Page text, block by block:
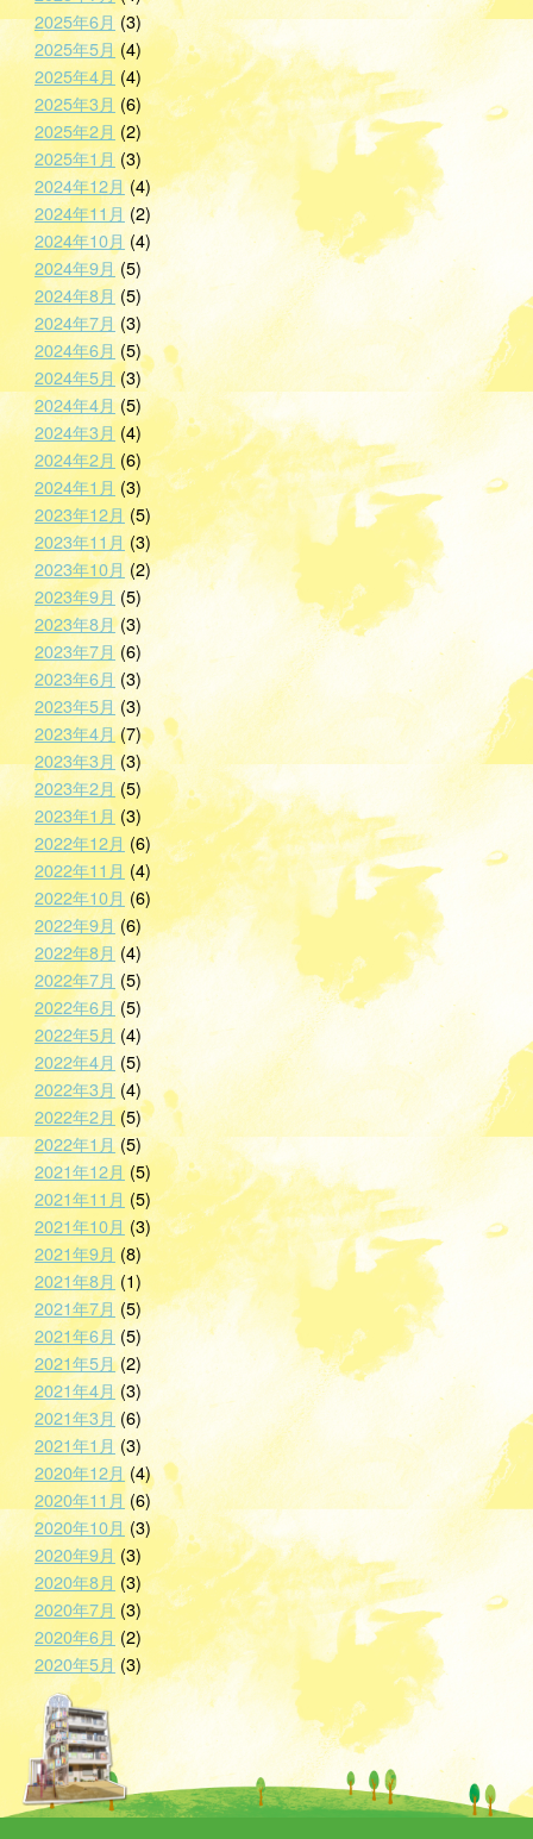
2025年6月(3)
2025年5月(4)
2025年4月 (4)
2025年3月 (6)
2025年2月 (2)
2025年1月 (3)
2024年12月(4)
2024年11月(2)
2024年10月 (4)
2024年9月(5)
2024年8月 (5)
2024年7月(3)
2024年6月 (5)
2024年5月(3)
2024年4月(5)
2024年3月 (4)
2024年2月 (6)
2024年1月 (3)
2023年12月 (5)
2023年11月 (3)
2023年10月 (2)
2023年9月 (5)
2023年8月(3)
2023年7月 (6)
2023年6月 (3)
2023年5月(3)
2023年4月(7)
2023年3月(3)
2023年2月(5)
2023年1月 (3)
2022年12月 (6)
2022年11月 (4)
2022年10月 (6)
2022年9月(6)
2022年8月 (4)
2022年7月 (5)
2022年6月(5)
2022年5月(4)
2022年4月 (5)
2022年3月 (4)
2022年2月(5)
2022年1月(5)
2021年12月 (5)
2021年11月 (5)
2021年10月 (3)
2021年9月 (8)
2021年8月 (1)
2021年7月 (5)
2021年6月 (5)
2021年5月(2)
2021年4月(3)
2021年3月 (6)
2021年1月(3)
2020年12月(4)
2020年11月(6)
2020年10月(3)
2020年9月 (3)
2020年8月 (3)
2020年7月 (3)
2020年6月(2)
2020年5月(3)